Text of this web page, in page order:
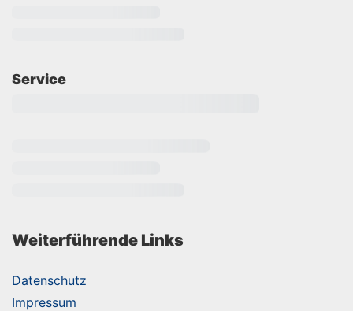
Service
Weiterführende Links
Datenschutz
Impressum